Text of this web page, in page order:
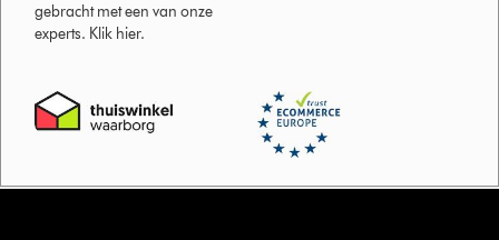
gebracht met een van onze
experts. Klik hier.